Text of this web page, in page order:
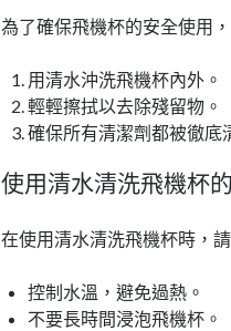
為了確保飛機杯的安全使用
用清水沖洗飛機杯內外。
輕輕擦拭以去除殘留物。
確保所有清潔劑都被徹底
使用清水清洗飛機杯
在使用清水清洗飛機杯時，
控制水溫，避免過熱。
不要長時間浸泡飛機杯。